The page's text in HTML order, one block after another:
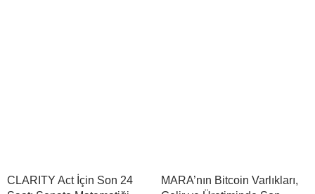
CLARITY Act İçin Son 24
MARA’nın Bitcoin Varlıkları,